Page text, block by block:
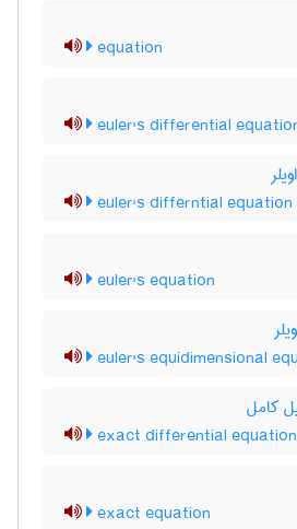
equation
euler's differential
euler's differntial equation
euler's equation
euler's equidimensional
کامل
exact differential equation
exact equation